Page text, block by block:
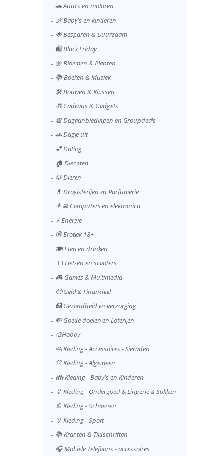
🚗 Auto's en motoren
👶 Baby's en kinderen
🌟 Besparen & Duurzaam
🛍️ Black Friday
🌼 Bloemen & Planten
📚 Boeken & Muziek
🛠️ Bouwen & Klussen
🎁 Cadeaus & Gadgets
📆 Dagaanbiedingen en Groupdeals
🚗 Dagje uit
💕 Dating
🏠 Diensten
🐶 Dieren
💊 Drogisterijen en Parfumerie
👨‍💻 Computers en elektronica
⚡ Energie
🔞 Erotiek 18+
🍽️ Eten en drinken
🚴‍♂️ Fietsen en scooters
🎮 Games & Multimedia
🤑 Geld & Financieel
🏥 Gezondheid en verzorging
💸 Goede doelen en Loterijen
🎨Hobby
👜 Kleding - Accessoires - Sieraden
👚 Kleding - Algemeen
👪 Kleding - Baby's en Kinderen
👙 Kleding - Ondergoed & Lingerie & Sokken
👢 Kleding - Schoenen
🏅 Kleding - Sport
📚 Kranten & Tijdschriften
🎧 Mobiele Telefoons - accessoires